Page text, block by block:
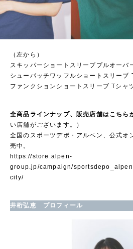
（左から）
スキッパーショートスリーブプルオー
シューパッチワッフルショートスリー
ファンクションショートスリーブ Tシ
全商品ラインナップ、販売店舗はこちら
い店舗がございます。）
全国のスポーツデポ・アルペン、公式オ
売中。
https://store.alpen-
group.jp/campaign/
city/
井桁弘恵 プロフィール